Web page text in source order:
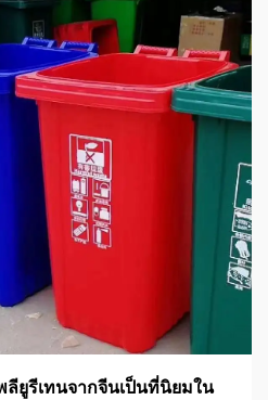
ยูรีเทนจากจีนเป็นที่นิยมใน